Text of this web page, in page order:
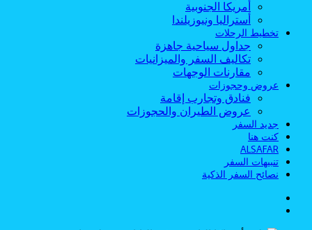
أمريكا الجنوبية
أستراليا ونيوزيلندا
تخطيط الرحلات
جداول سياحية جاهزة
تكاليف السفر والميزانيات
مقارنات الوجهات
عروض وحجوزات
فنادق وتجارب إقامة
عروض الطيران والحجوزات
جديد السفر
كنت هنا
ALSAFAR
تنبيهات السفر
نصائح السفر الذكية